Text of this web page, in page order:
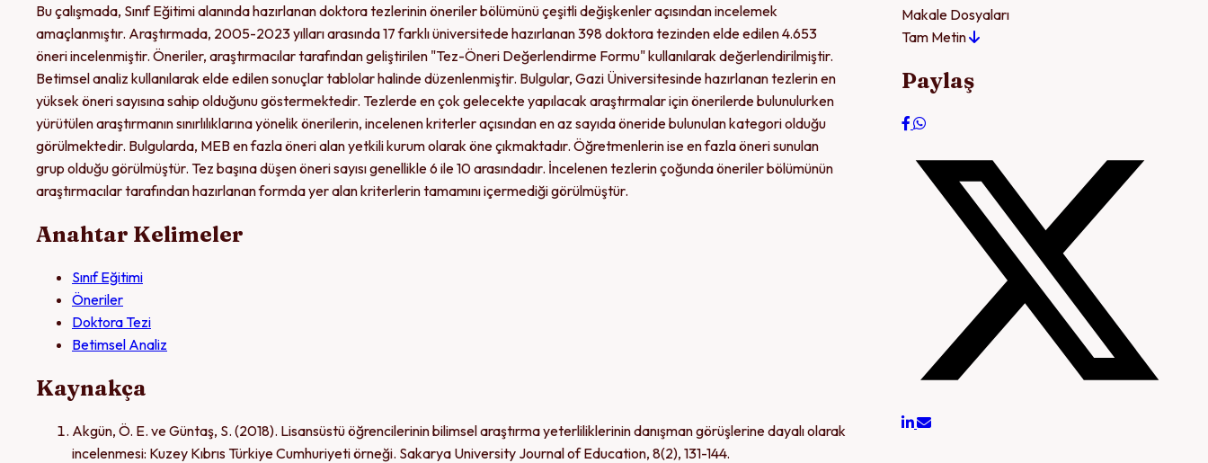
Bu çalışmada, Sınıf Eğitimi alanında hazırlanan doktora tezlerinin öneriler bölümünü çeşitli değişkenler açısından incelemek
amaçlanmıştır. Araştırmada, 2005-2023 yılları arasında 17 farklı üniversitede hazırlanan 398 doktora tezinden elde edilen 4.653
öneri incelenmiştir. Öneriler, araştırmacılar tarafından geliştirilen "Tez-Öneri Değerlendirme Formu" kullanılarak değerlendirilmiştir.
Betimsel analiz kullanılarak elde edilen sonuçlar tablolar halinde düzenlenmiştir. Bulgular, Gazi Üniversitesinde hazırlanan tezlerin en
yüksek öneri sayısına sahip olduğunu göstermektedir. Tezlerde en çok gelecekte yapılacak araştırmalar için önerilerde bulunulurken
yürütülen araştırmanın sınırlılıklarına yönelik önerilerin, incelenen kriterler açısından en az sayıda öneride bulunulan kategori olduğu
görülmektedir. Bulgularda, MEB en fazla öneri alan yetkili kurum olarak öne çıkmaktadır. Öğretmenlerin ise en fazla öneri sunulan
grup olduğu görülmüştür. Tez başına düşen öneri sayısı genellikle 6 ile 10 arasındadır. İncelenen tezlerin çoğunda öneriler bölümünün
araştırmacılar tarafından hazırlanan formda yer alan kriterlerin tamamını içermediği görülmüştür.
Anahtar Kelimeler
Sınıf Eğitimi
Öneriler
Doktora Tezi
Betimsel Analiz
Kaynakça
Akgün, Ö. E. ve Güntaş, S. (2018). Lisansüstü öğrencilerinin bilimsel araştırma yeterliliklerinin danışman görüşlerine dayalı olarak
incelenmesi: Kuzey Kıbrıs Türkiye Cumhuriyeti örneği. Sakarya University Journal of Education, 8(2), 131-144.
Makale Dosyaları
Tam Metin
Paylaş